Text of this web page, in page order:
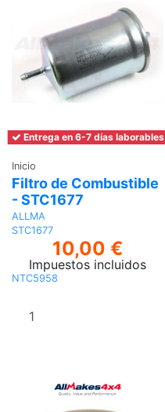
Entrega en 6-7 días laborables
Inicio
Filtro de Combustible
- STC1677
ALLMA
STC1677
10,00 €
Impuestos incluidos
NTC5958